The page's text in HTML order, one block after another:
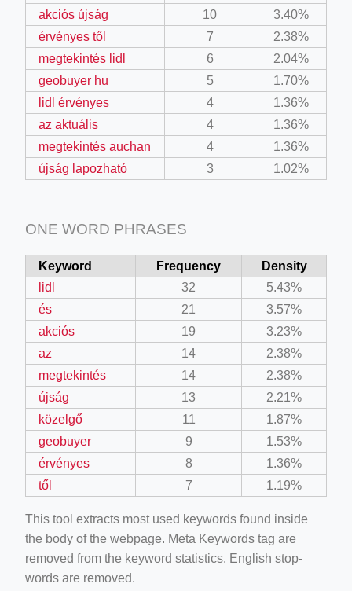
akciós újság 10
3.40%
érvényes től
7
2.38%
megtekintés lidl
6
2.04%
geobuyer hu
5
1.70%
lidl érvényes
4
1.36%
az aktuális
4
1.36%
megtekintés auchan
4
1.36%
újság lapozható
3 1.02%
ONE WORD PHRASES
Keyword Frequency
Density
lidl
32
5.43%
és
21
3.57%
akciós
19
3.23%
az
14
2.38%
megtekintés
14
2.38%
újság
13
2.21%
közelgő
11
1.87%
geobuyer
9
1.53%
érvényes
8
1.36%
től
7 1.19%
This tool extracts most used keywords found inside
the body of the webpage. Meta Keywords tag are
removed from the keyword statistics. English stop-
words are removed.